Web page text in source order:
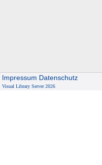
Impressum Datenschutz
Visual Library Server 2026